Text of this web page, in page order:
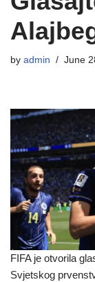
by admin June
FIFA je otvorila
Svjetskog